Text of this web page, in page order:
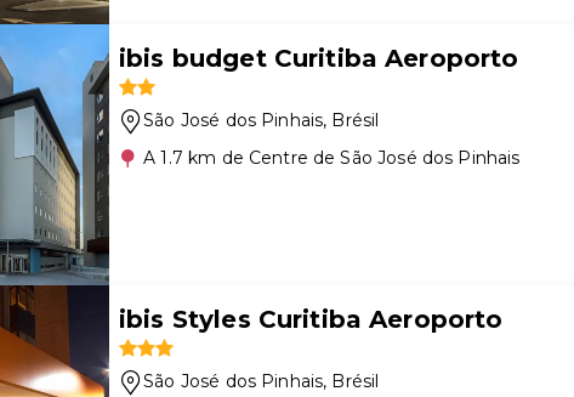
ibis budget Curitiba Aeroporto
São José dos Pinhais, Brésil
A 1.7 km de Centre de São José dos Pinhais
ibis Styles Curitiba Aeroporto
São José dos Pinhais, Brésil